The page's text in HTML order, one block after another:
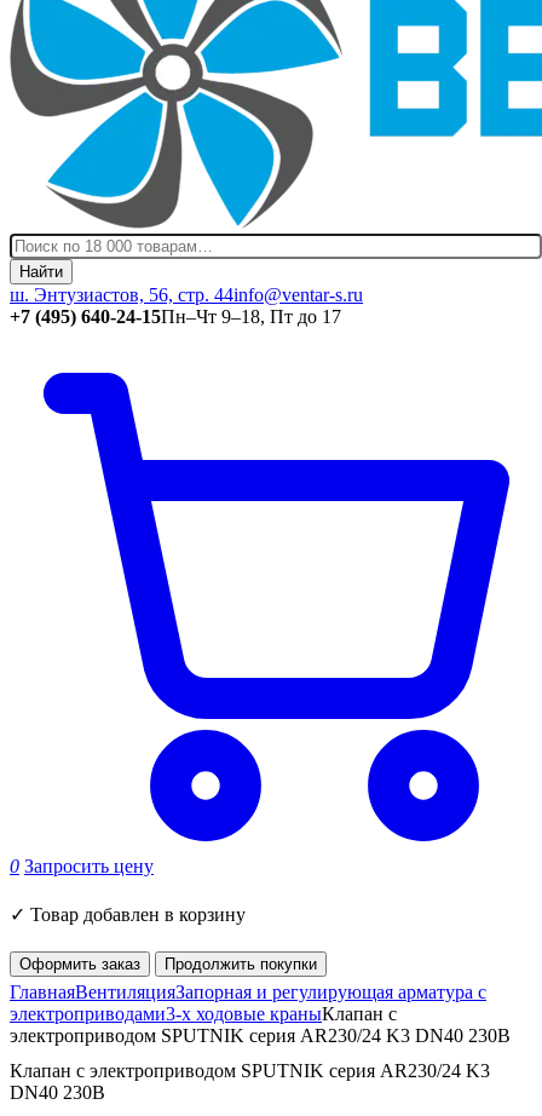
Найти
ш. Энтузиастов, 56, стр. 44info@ventar-s.ru
+7 (495) 640-24-15Пн–Чт 9–18, Пт до 17
0 Запросить цену
✓ Товар добавлен в корзину
Оформить заказ Продолжить покупки
ГлавнаяВентиляцияЗапорная и регулирующая арматура с
электроприводами3-х ходовые краныКлапан с
электроприводом SPUTNIK серия AR230/24 K3 DN40 230B
Клапан с электроприводом SPUTNIK серия AR230/24 K3
DN40 230B